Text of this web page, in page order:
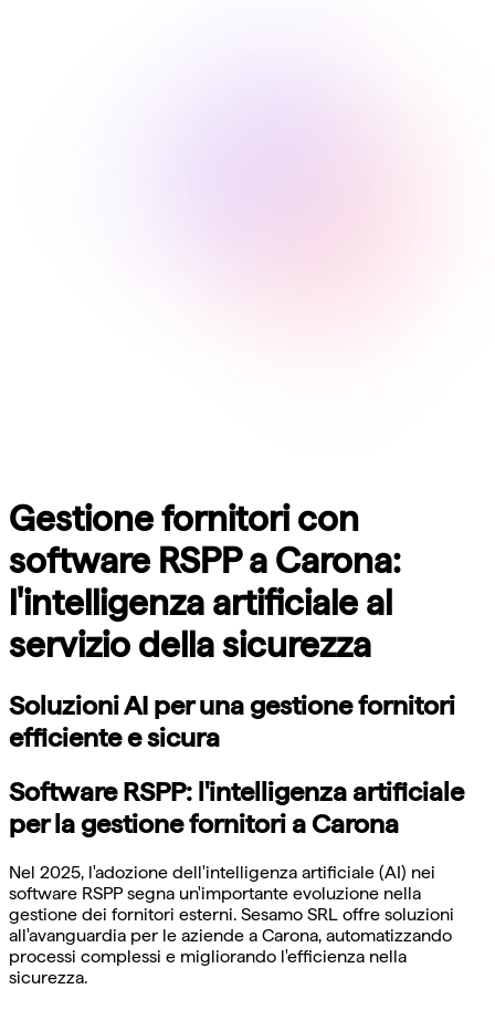
Gestione fornitori con
software RSPP a Carona:
l'intelligenza artificiale al
servizio della sicurezza
Soluzioni AI per una gestione fornitori
efficiente e sicura
Software RSPP: l'intelligenza artificiale
per la gestione fornitori a Carona
Nel 2025, l'adozione dell'intelligenza artificiale (AI) nei
software RSPP segna un'importante evoluzione nella
gestione dei fornitori esterni. Sesamo SRL offre soluzioni
all'avanguardia per le aziende a Carona, automatizzando
processi complessi e migliorando l'efficienza nella
sicurezza.